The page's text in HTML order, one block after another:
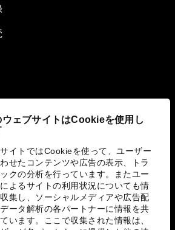
ウェブサイトはCookieを使用し
イトではCookieを使って、ユーザー
せたコンテンツや広告の表示、トラ
クの分析を行っています。またユー
よるサイトの利用状況についても情
集し、ソーシャルメディアや広告配
ータ解析の各パートナーに情報を共
います。ここで収集された情報は、
取り組み